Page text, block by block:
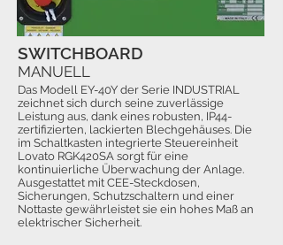
Das Modell EY-40Y der Serie INDUSTRIAL
zeichnet sich durch seine zuverlässige
Leistung aus, dank eines robusten, IP44-
zertifizierten, lackierten Blechgehäuses. Die
im Schaltkasten integrierte Steuereinheit
Lovato RGK420SA sorgt für eine
kontinuierliche Überwachung der Anlage.
Ausgestattet mit CEE-Steckdosen,
Sicherungen, Schutzschaltern und einer
Nottaste gewährleistet sie ein hohes Maß an
elektrischer Sicherheit.
SWITCHBOARD
MANUELL